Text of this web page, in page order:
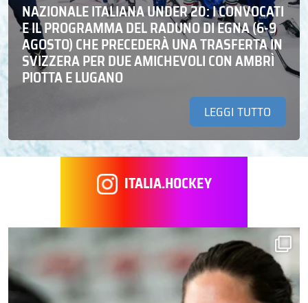
NAZIONALE ITALIANA UNDER 20: I CONVOCATI
E IL PROGRAMMA DEL RADUNO DI EGNA (6-9
AGOSTO) CHE PRECEDERÀ UNA TRASFERTA IN
SVIZZERA PER DUE AMICHEVOLI CON AMBRÌ
PIOTTA E LUGANO
LEGGI TUTTO
ITALIA.HOCKEY